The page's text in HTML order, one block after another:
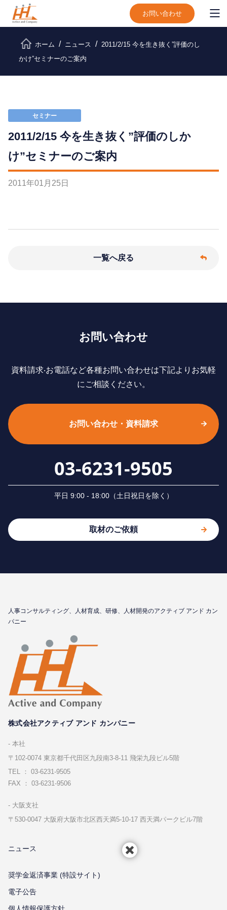
お問い合わせ
ホーム ニュース
2011/2/15 今を生き抜く”評価のし
かけ”セミナーのご案内
セミナー
2011/2/15 今を生き抜く”評価のしか
け”セミナーのご案内
2011年01 月 25 日
一覧へ戻る
お問い合わせ
資料請求‧お電話など各種お問い合わせは下記よりお気軽
にご相談ください。
お問い合わせ・資料請求
03-6231-9505
平⽇ 9:00 - 18:00（⼟⽇祝⽇を除く）
取材のご依頼
⼈事コンサルティング、⼈材育成、研修、⼈材開発のアクティブ アンド カン
パニー
株式会社アクティブ アンド カンパニー
本社
〒102-0074 東京都千代⽥区九段南3-8-11 飛栄九段ビル5階
TEL ： 03-6231-9505
FAX ： 03-6231-9506
⼤阪⽀社
〒530-0047 ⼤阪府⼤阪市北区⻄天満5-10-17 ⻄天満パークビル7階
ニュース
奨学金返済事業 (特設サイト)
電子公告